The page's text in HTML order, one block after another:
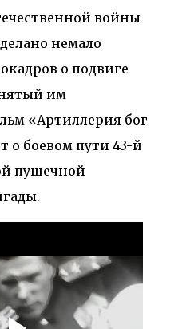
войны
немало
о подвиге
им
«Артиллерия бог
о боевом пути 43-й
пушечной